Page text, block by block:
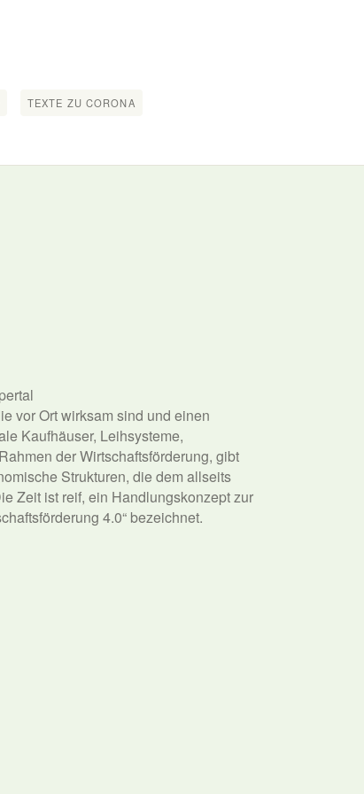
TEXTE ZU CORONA
vor Ort wirksam sind und einen
Kaufhäuser, Leihsysteme,
der Wirtschaftsförderung, gibt
Strukturen, die dem allseits
Zeit ist reif, ein Handlungskonzept zur
4.0“ bezeichnet.